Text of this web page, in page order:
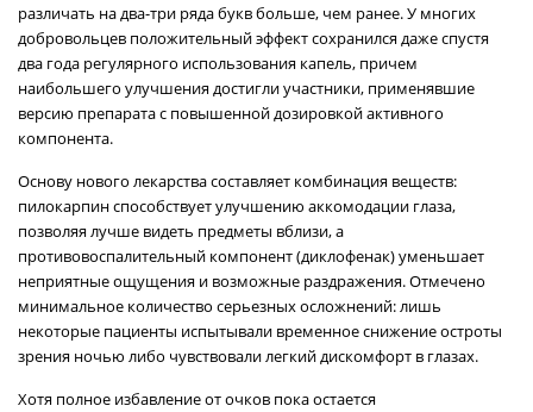
различать на два-три ряда букв больше, чем ранее. У многих
добровольцев положительный эффект сохранился даже спустя
два года регулярного использования капель, причем
наибольшего улучшения достигли участники, применявшие
версию препарата с повышенной дозировкой активного
компонента.
Основу нового лекарства составляет комбинация веществ:
пилокарпин способствует улучшению аккомодации глаза,
позволяя лучше видеть предметы вблизи, а
противовоспалительный компонент (диклофенак) уменьшает
неприятные ощущения и возможные раздражения. Отмечено
минимальное количество серьезных осложнений: лишь
некоторые пациенты испытывали временное снижение остроты
зрения ночью либо чувствовали легкий дискомфорт в глазах.
Хотя полное избавление от очков пока остается